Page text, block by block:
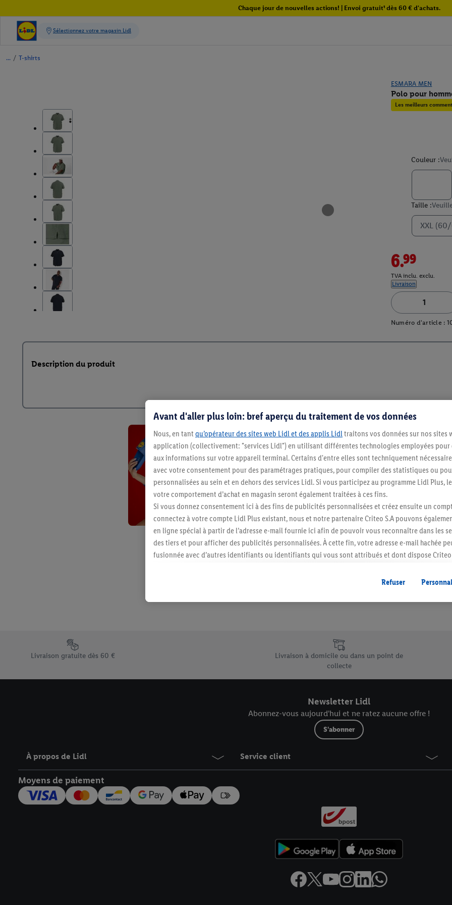
Chaque jour de nouvelles actions! | Envoi gratuit¹ dès 60 € d'achats.
/ T-shirts
ESMARA MEN
Polo pour
Les meilleurs
Couleur :
Taille :
XXL
6.99
TVA inclu. exclu.
Livraison
Numéro d'article :
Description du produit
Restez au
Abonnez-vous à la
S'abonner
Élément du pied de page avec les différents arguments de vente uniques de Lidl.be
Livraison gratuite dès 60 €
Livraison à domicile ou dans un point de
collecte
Newsletter Lidl
Abonnez-vous aujourd'hui et ne ratez aucune offre !
S'abonner
À propos de Lidl Service client
Moyens de paiement
Avant d'aller plus loin: bref aperçu du traitement de vos données
Nous, en tant qu’opérateur des sites web Lidl et des applis Lidltraitons vos données sur nos sites
application (collectivement: "services Lidl") en utilisant différentes technologies employées pour
aux informations sur votre appareil terminal. Certains d'entre elles sont techniquement
avec votre consentement pour des paramétrages pratiques, pour compiler des statistiques ou
personnalisées au sein et en dehors des services Lidl. Si vous participez au programme Lidl Plus,
votre comportement d’achat en magasin seront également traitées à ces fins.
Si vous donnez consentement ici à des fins de publicités personnalisées et créez ensuite un
connectez à votre compte Lidl Plus existant, nous et notre partenaire Criteo S.A pouvons
en ligne spécial à partir de l’adresse e-mail fournie ici afin de pouvoir vous reconnaître dans les
des tiers et pour afficher des publicités personnalisées. À cette fin, votre adresse e-mail hachée
fusionnée avec d’autres identifiants ou identifiants qui vous sont attribués et dont dispose Criteo
vous avez montré de l’intérêt (par exemple en plaçant le produit dans un panier d’un webshop
l’achat) peuvent également être affichées sur plusieurs apppareils et plusieurs services de Lidl si
plusieurs services de Lidl peuvent vous être attribués en utilisant votre adresse e-mail hachée et,
En cliquant sur « Refuser », vous pouvez autoriser uniquement l’utilisation des technologies
« Accepter », vous autorisez tous les traitements pour toutes les finalités susmentionnées. Vous
Refuser